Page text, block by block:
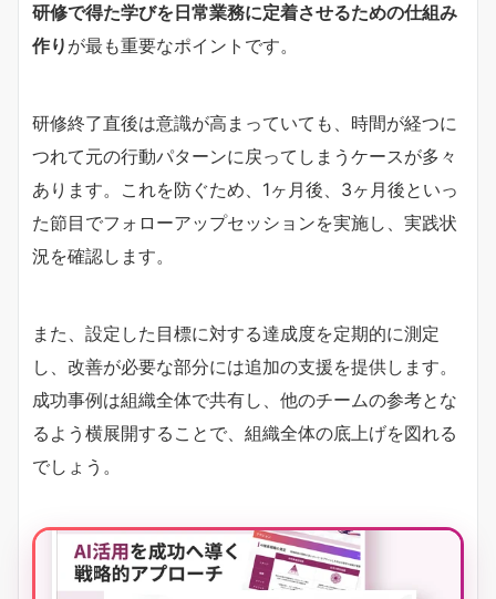
研修で得た学びを日常業務に定着させるための仕組み
作り が最も重要なポイントです。
研修終了直後は意識が高まっていても、時間が経つに
つれて元の行動パターンに戻ってしまうケースが多々
あります。これを防ぐため、1ヶ月後、3ヶ月後といっ
た節目でフォローアップセッションを実施し、実践状
況を確認します。
また、設定した目標に対する達成度を定期的に測定
し、改善が必要な部分には追加の支援を提供します。
成功事例は組織全体で共有し、他のチームの参考とな
るよう横展開することで、組織全体の底上げを図れる
でしょう。